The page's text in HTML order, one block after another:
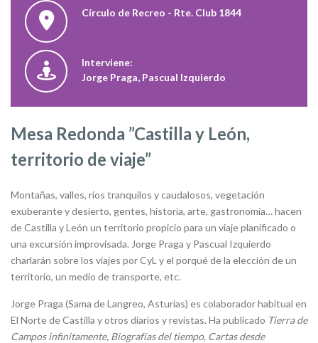
Círculo de Recreo - Rte. Club 1844
Interviene:
Jorge Praga, Pascual Izquierdo
Mesa Redonda ”Castilla y León,
territorio de viaje”
Montañas, valles, ríos tranquilos y caudalosos, vegetación
exuberante y desierto, gentes, historia, arte, gastronomía… hacen
de Castilla y León un territorio propicio para un viaje planificado o
una excursión improvisada. Jorge Praga y Pascual Izquierdo
charlarán sobre los viajes por CyL y el porqué de la elección de un
territorio, un medio de transporte, etc.
Jorge Praga (Sama de Langreo, Asturias) es colaborador habitual en
El Norte de Castilla y otros diarios y revistas. Ha publicado Tierra de
Campos infinitamente, Biografías del tiempo, Cartas desde